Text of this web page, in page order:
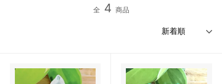
全 4 商品